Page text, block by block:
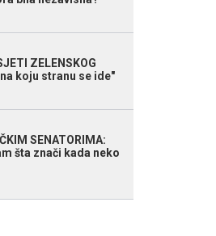
ZELENSKOG
koju stranu se ide"
SENATORIMA:
šta znači kada neko